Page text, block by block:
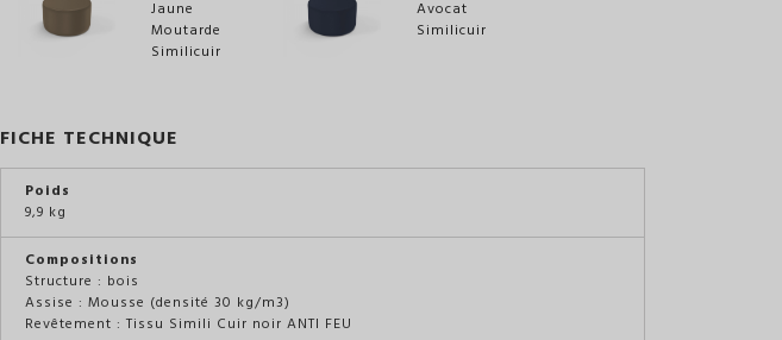
FICHE TECHNIQUE
Poids
9,9 kg
Compositions
Structure : bois
Assise : Mousse (densité 30 kg/m3)
Revêtement : Tissu Simili Cuir noir ANTI FEU